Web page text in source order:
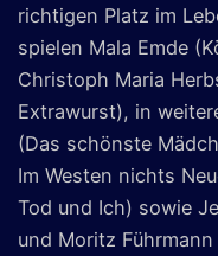
richtigen Platz im
spielen Mala Emde
Christoph Maria
Extrawurst), in
(Das schönste
Im Westen nichts
Tod und Ich) sowie
und Moritz